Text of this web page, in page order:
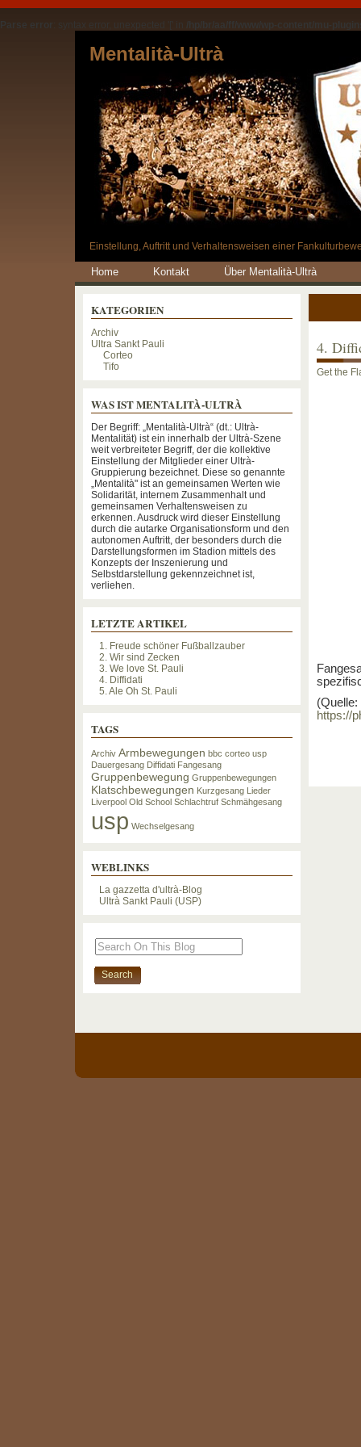
Parse error : syntax error, unexpected '[' in /hp/br/aa/ff/www/wp-content/mu-
Mentalità-Ultrà
Einstellung, Auftritt und Verhaltensweisen einer
Home Kontakt Über Mentalità-Ultrà
KATEGORIEN
Archiv
Ultra Sankt Pauli
Corteo
Tifo
WAS IST MENTALITÀ-ULTRÀ
Der Begriff: „Mentalità-Ultrà“ (dt.: Ultrà-
Mentalität) ist ein innerhalb der Ultrà-Szene
weit verbreiteter Begriff, der die kollektive
Einstellung der Mitglieder einer Ultrà-
Gruppierung bezeichnet. Diese so genannte
„Mentalità" ist an gemeinsamen Werten wie
Solidarität, internem Zusammenhalt und
gemeinsamen Verhaltensweisen zu
erkennen. Ausdruck wird dieser Einstellung
durch die autarke Organisationsform und den
autonomen Auftritt, der besonders durch die
Darstellungsformen im Stadion mittels des
Konzepts der Inszenierung und
Selbstdarstellung gekennzeichnet ist,
verliehen.
LETZTE ARTIKEL
1. Freude schöner Fußballzauber
2. Wir sind Zecken
3. We love St. Pauli
4. Diffidati
5. Ale Oh St. Pauli
TAGS
Archiv Armbewegungen bbc corteo usp
Dauergesang Diffidati Fangesang
Gruppenbewegung Gruppenbewegungen
Klatschbewegungen Kurzgesang Lieder
Liverpool Old School Schlachtruf Schmähgesang
usp Wechselgesang
WEBLINKS
La gazzetta d'ultrà-Blog
Ultrà Sankt Pauli (USP)
4.
Get the
https://